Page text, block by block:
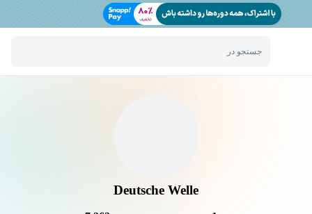
جستجو در
Deutsche Welle